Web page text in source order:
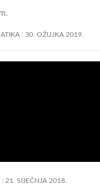
30. OŽUJKA 2019.
21. SIJEČNJA 2018.